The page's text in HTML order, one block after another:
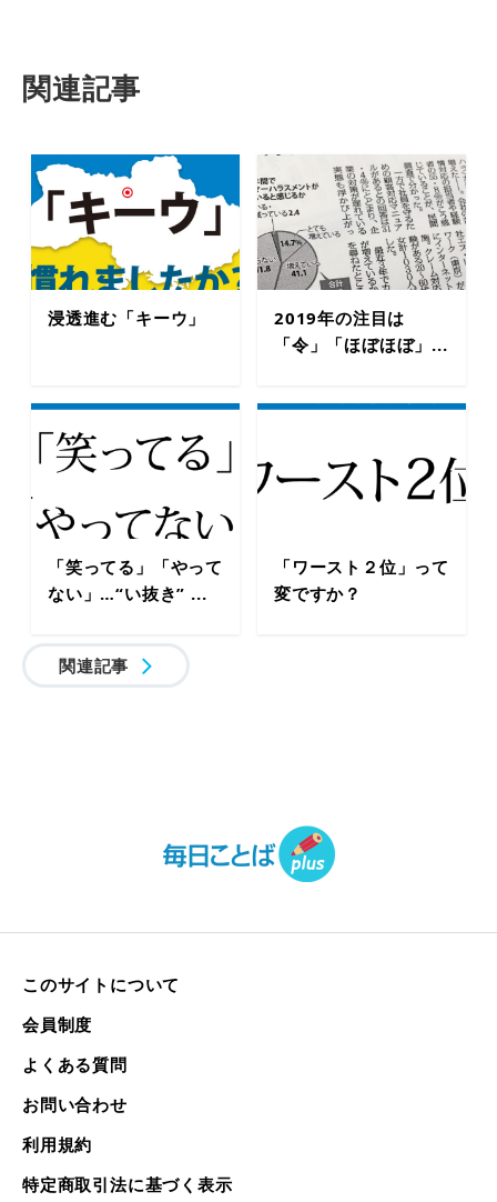
関連記事
浸透進む「キーウ」
2019年の注目は
「令」「ほぼほぼ」...
「笑ってる」「やって
ない」…“い抜き” ...
「ワースト２位」って
変ですか？
関連記事
このサイトについて
会員制度
よくある質問
お問い合わせ
利用規約
特定商取引法に基づく表示